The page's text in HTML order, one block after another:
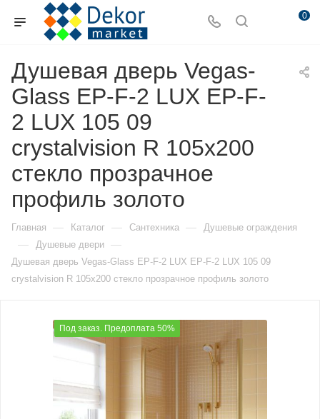
0
Душевая дверь Vegas-
Glass EP-F-2 LUX EP-F-
2 LUX 105 09
crystalvision R 105х200
стекло прозрачное
профиль золото
Главная — Каталог — Сантехника — Душевые ограждения
— Душевые двери —
Душевая дверь Vegas-Glass EP-F-2 LUX EP-F-2 LUX 105 09
crystalvision R 105х200 стекло прозрачное профиль золото
Под заказ. Предоплата 50%